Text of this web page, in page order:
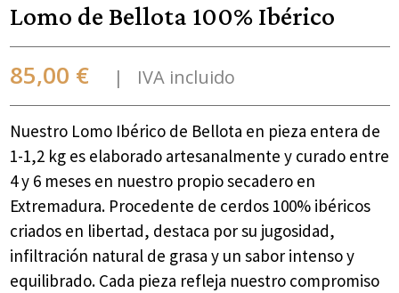
Lomo de Bellota 100% Ibérico
85,00 € IVA incluido
Nuestro Lomo Ibérico de Bellota en pieza entera de
1-1,2 kg es elaborado artesanalmente y curado entre
4 y 6 meses en nuestro propio secadero en
Extremadura. Procedente de cerdos 100% ibéricos
criados en libertad, destaca por su jugosidad,
infiltración natural de grasa y un sabor intenso y
equilibrado. Cada pieza refleja nuestro compromiso